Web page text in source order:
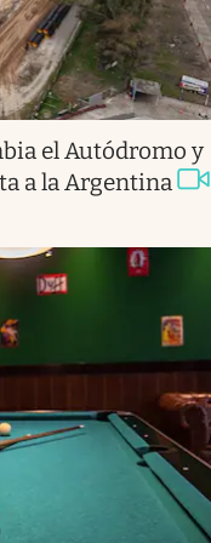
el Autódromo y
a la Argentina